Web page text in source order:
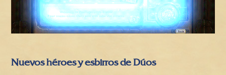
Nuevos héroes y esbirros de Dúos